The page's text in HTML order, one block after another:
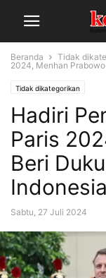
Beranda Tidak
2024, Menhan
Tidak dikategorikan
Hadiri
Paris
Beri
Indonesia
Sabtu, 27 Juli 2024